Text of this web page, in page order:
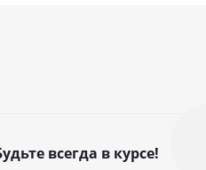
всегда в курсе!